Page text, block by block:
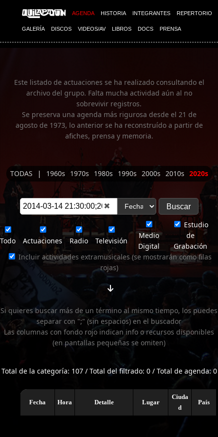
AGENDA HISTORIA INTEGRANTES REPERTORIO
GALERÍA DISCOS VIDEOS/AV LIBROS DOCS PRENSA
Imagen 01
Este listado de actuaciones se ha realizado consultando el
archivo del grupo. Falta mucha actividad aún al no
sobrevivir registros.
Se preserva una agenda más rigurosa desde el 21 de
agosto de 1973, lo anterior se ha reconstruído a partir de
afiches, prensa y memoria.
TODAS | 1960s 1970s 1980s 1990s 2000s 2010s 2020s
✖
Todo Actuaciones Radio Televisión
Medio
Digital
Estudio
de
Grabación
Incluir actividades extramusicales (se mostrarán como filas
rojas)
Si quieres buscar más de un término al mismo tiempo, los puedes
separar con ";" (sin espacios) en el buscador
Las columnas con fondo rojo indican info o recursos disponibles
(en pantallas pequeñas se omiten)
Total de la categoría: 107 / Total del filtrado: 0 / Total de agenda: 0
Fecha Hora Detalle Lugar
Ciuda
d
País